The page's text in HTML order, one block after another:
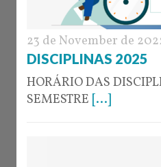
23 de November de
DISCIPLINAS 2025
HORÁRIO DAS
SEMESTRE [...]